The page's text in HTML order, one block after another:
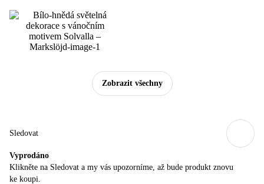
Zobrazit všechny
Sledovat
Vyprodáno
Klikněte na Sledovat a my vás upozorníme, až bude produkt znovu
ke koupi.